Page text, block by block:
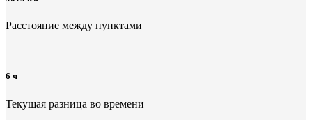
Расстояние между пунктами
6 ч
Текущая разница во времени